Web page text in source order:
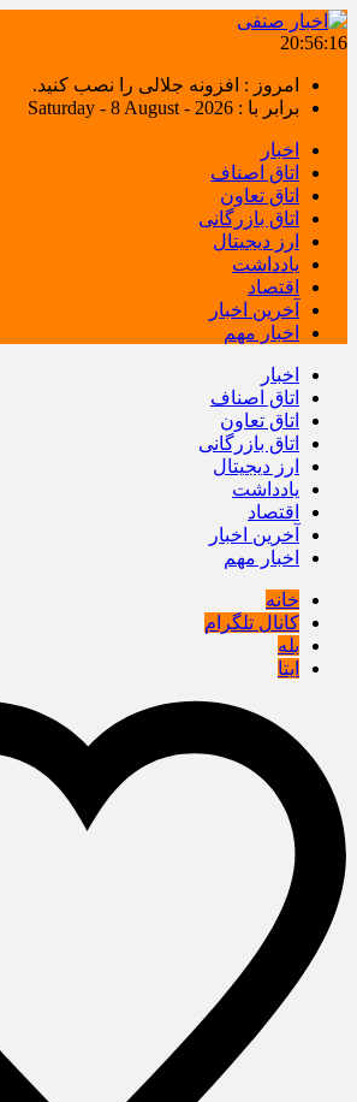
20:56:17
امروز : افزونه جلالی را نصب کنید.
برابر با : Saturday - 8 August - 2026
اخبار
اتاق اصناف
اتاق تعاون
اتاق بازرگانی
ارز دیجیتال
یادداشت
اقتصاد
آخرین اخبار
اخبار مهم
اخبار
اتاق اصناف
اتاق تعاون
اتاق بازرگانی
ارز دیجیتال
یادداشت
اقتصاد
آخرین اخبار
اخبار مهم
خانه
کانال تلگرام
بله
ایتا